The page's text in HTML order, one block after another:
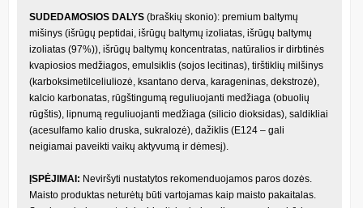
SUDEDAMOSIOS DALYS (braškių skonio): premium baltymų
mišinys (išrūgų peptidai, išrūgų baltymų izoliatas, išrūgų baltymų
izoliatas (97%)), išrūgų baltymų koncentratas, natūralios ir dirbtinės
kvapiosios medžiagos, emulsiklis (sojos lecitinas), tirštiklių milšinys
(karboksimetilceliuliozė, ksantano derva, karageninas, dekstrozė),
kalcio karbonatas, rūgštingumą reguliuojanti medžiaga (obuolių
rūgštis), lipnumą reguliuojanti medžiaga (silicio dioksidas), saldikliai
(acesulfamo kalio druska, sukralozė), dažiklis (E124 – gali
neigiamai paveikti vaikų aktyvumą ir dėmesį).
ĮSPĖJIMAI: Neviršyti nustatytos rekomenduojamos paros dozės.
Maisto produktas neturėtų būti vartojamas kaip maisto pakaitalas.